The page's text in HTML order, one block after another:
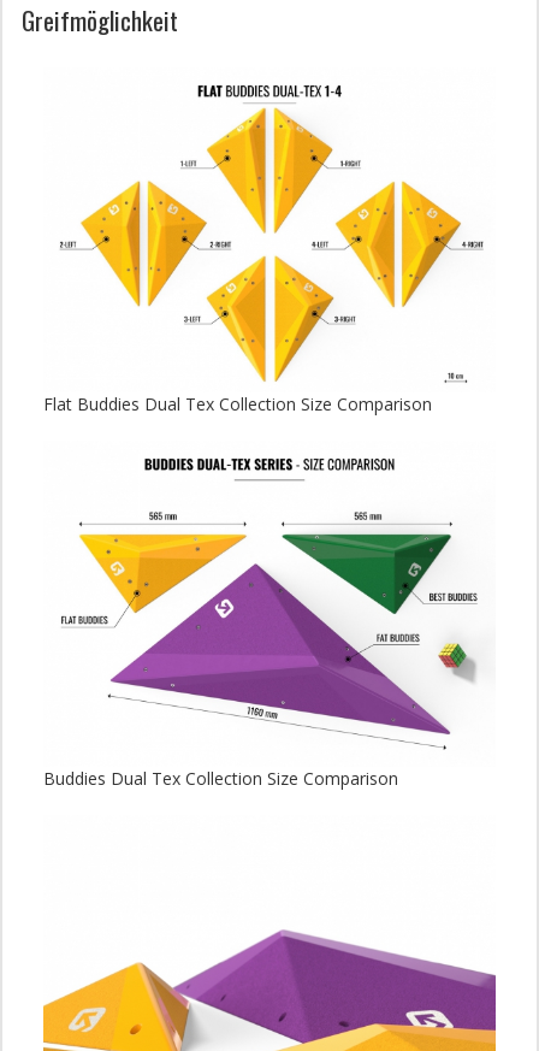
Greifmöglichkeit
Flat Buddies Dual Tex Collection Size Comparison
Buddies Dual Tex Collection Size Comparison